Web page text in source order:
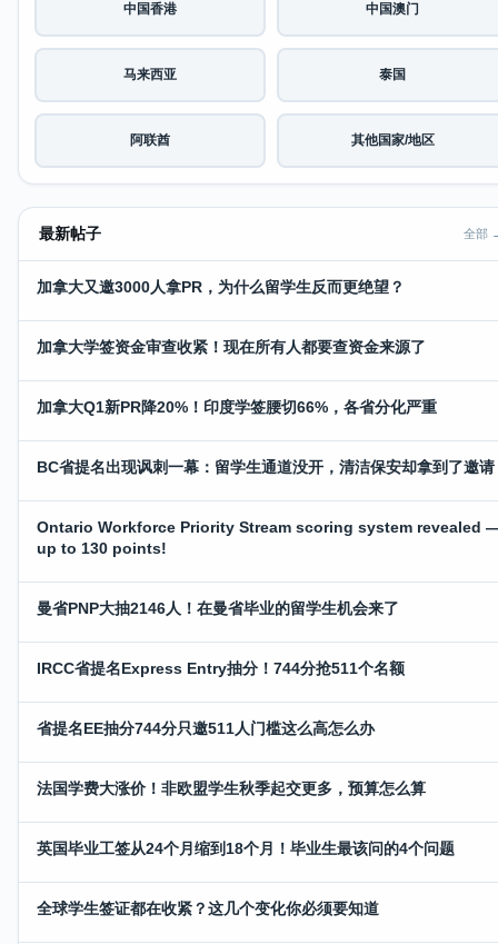
中国香港 中国澳门
马来西亚 泰国
阿联酋 其他国家/地区
最新帖子 全部
加拿大又邀3000人拿PR，为什么留学生反而更绝望？
加拿大学签资金审查收紧！现在所有人都要查资金来源了
加拿大Q1新PR降20%！印度学签腰切66%，各省分化严重
BC省提名出现讽刺一幕：留学生通道没开，清洁保安却拿到了邀请
Ontario Workforce Priority Stream scoring system revealed
up to 130 points!
曼省PNP大抽2146人！在曼省毕业的留学生机会来了
IRCC省提名Express Entry抽分！744分抢511个名额
省提名EE抽分744分只邀511人门槛这么高怎么办
法国学费大涨价！非欧盟学生秋季起交更多，预算怎么算
英国毕业工签从24个月缩到18个月！毕业生最该问的4个问题
全球学生签证都在收紧？这几个变化你必须要知道